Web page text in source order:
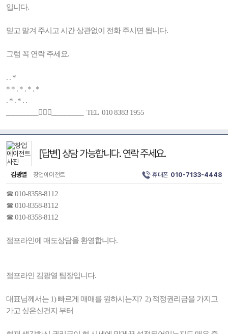
입니다.
믿고 맡겨 주시고 시간 상관없이 전화 주시면 됩니다.
그럼 꼭 연락 주세요.
. . *
* * . * . * . *
. * . * . .
_________🚶🏻‍♂️_________ TEL 010 8383 1955
[답변] 상담 가능합니다. 연락 주세요.
김광열 창업에이전트 휴대폰 010-7133-4448
☎ 010-8358-8112
☎ 010-8358-8112
☎ 010-8358-8112
점포라인에 매도상담을 환영합니다.
점포라인 김광열 팀장입니다.
대표님께서는 1) 빠르게 매매를 원하시는지? 2) 적정권리금을 가지고
가고 싶은신건지 부터